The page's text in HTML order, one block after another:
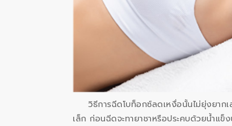
วิธีการฉีดโบท็อกซ์ลดเหงื่อนั้นไม่ยุ่งยาก
เล็ก ก่อนฉีดจะทายาชาหรือประคบด้วยน้ำแข็